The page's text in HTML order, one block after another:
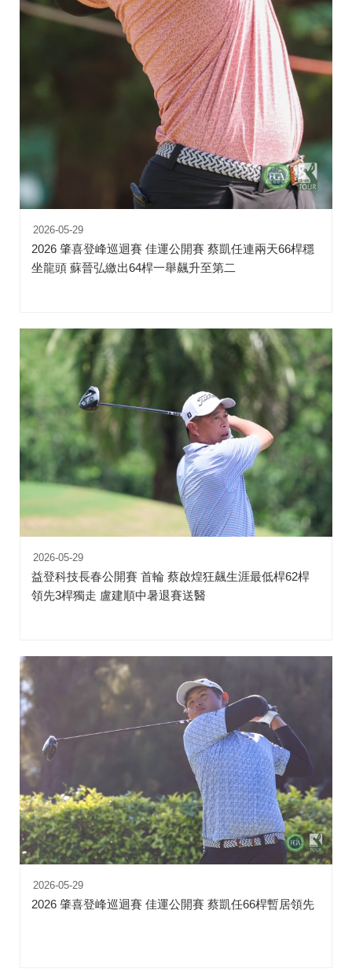
2026-05-29
2026 肇喜登峰巡迴賽 佳運公開賽 蔡凱任連兩天66桿穩
坐龍頭 蘇晉弘繳出64桿一舉飆升至第二
2026-05-29
益登科技長春公開賽 首輪 蔡啟煌狂飆生涯最低桿62桿
領先3桿獨走 盧建順中暑退賽送醫
2026-05-29
2026 肇喜登峰巡迴賽 佳運公開賽 蔡凱任66桿暫居領先